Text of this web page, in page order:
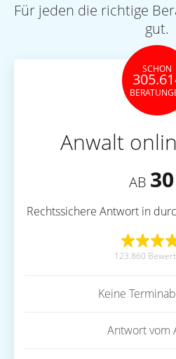
Für jeden die richtige
gut.
SCHON
Anwalt
AB 30
Rechtssichere Antwort in
123.860
Keine
Antwort vom